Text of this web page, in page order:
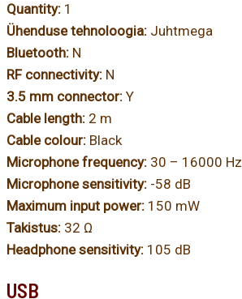
Quantity: 1
Ühenduse tehnoloogia: Juhtmega
Bluetooth: N
RF connectivity: N
3.5 mm connector: Y
Cable length: 2 m
Cable colour: Black
Microphone frequency: 30 – 16000 Hz
Microphone sensitivity: -58 dB
Maximum input power: 150 mW
Takistus: 32 Ω
Headphone sensitivity: 105 dB
USB